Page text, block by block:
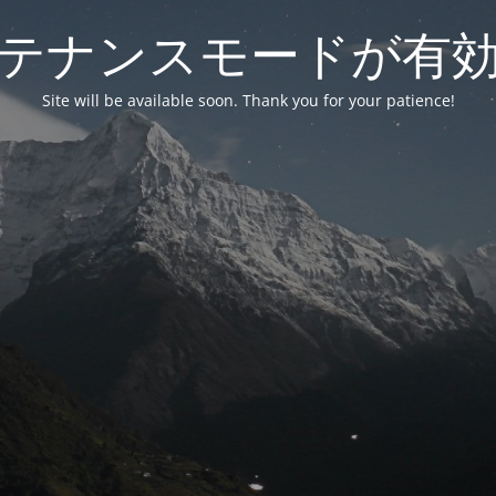
ナンスモードが有
Site will be available soon. Thank you for your patience!